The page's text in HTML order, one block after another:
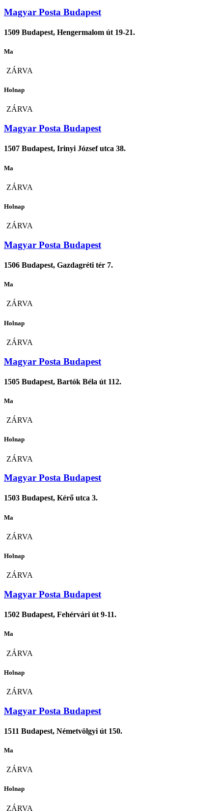
Magyar Posta Budapest
1509 Budapest, Hengermalom út 19-21.
Ma
ZÁRVA
Holnap
ZÁRVA
Magyar Posta Budapest
1507 Budapest, Irinyi József utca 38.
Ma
ZÁRVA
Holnap
ZÁRVA
Magyar Posta Budapest
1506 Budapest, Gazdagréti tér 7.
Ma
ZÁRVA
Holnap
ZÁRVA
Magyar Posta Budapest
1505 Budapest, Bartók Béla út 112.
Ma
ZÁRVA
Holnap
ZÁRVA
Magyar Posta Budapest
1503 Budapest, Kérő utca 3.
Ma
ZÁRVA
Holnap
ZÁRVA
Magyar Posta Budapest
1502 Budapest, Fehérvári út 9-11.
Ma
ZÁRVA
Holnap
ZÁRVA
Magyar Posta Budapest
1511 Budapest, Németvölgyi út 150.
Ma
ZÁRVA
Holnap
ZÁRVA